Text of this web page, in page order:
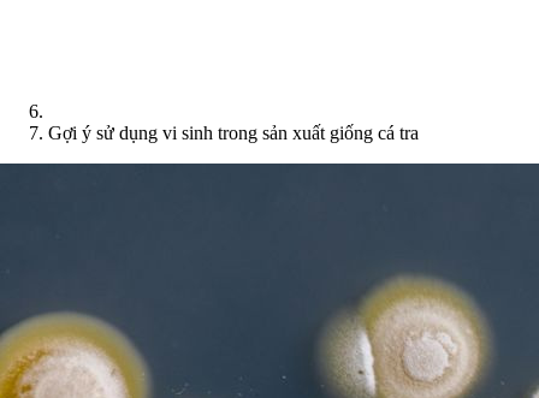
Gợi ý sử dụng vi sinh trong sản xuất giống cá tra